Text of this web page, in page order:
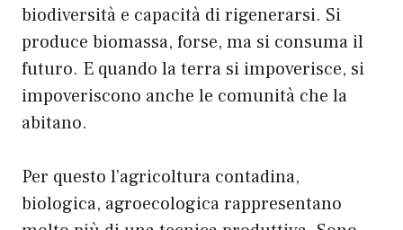
biodiversità e capacità di rigenerarsi. Si
produce biomassa, forse, ma si consuma il
futuro. E quando la terra si impoverisce, si
impoveriscono anche le comunità che la
abitano.
Per questo l’agricoltura contadina,
biologica, agroecologica rappresentano